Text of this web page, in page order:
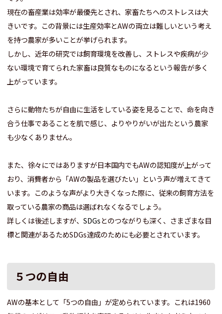
現在の畜産業は効率が最優先とされ、家畜たちへのストレスは大
きいです。この背景には生産効率とAWの両立は難しいという考え
を持つ農家が多いことが挙げられます。
しかし、近年の研究では飼育環境を改善し、ストレスや疾病が少
ない環境で育てられた家畜は良質なものになるという報告が多く
上がっています。
さらに動物たちが自由に生活をしている姿を見ることで、命を向き
合う仕事であることを肌で感じ、よりやりがいが出たという農家
も少なくありません。
また、徐々にではありますが日本国内でもAWの認知度が上がって
おり、消費者から「AWの製品を選びたい」という声が増えてきて
います。このような声がより大きくなった際に、従来の飼育方法を
取っている農家の商品は選ばれなくなるでしょう。
詳しくは後述しますが、SDGsとのつながりも深く、さまざまな目
標と関連があるためSDGs達成のためにも必要とされています。
５つの自由
AWの基本として「5つの自由」が定められています。これは1960